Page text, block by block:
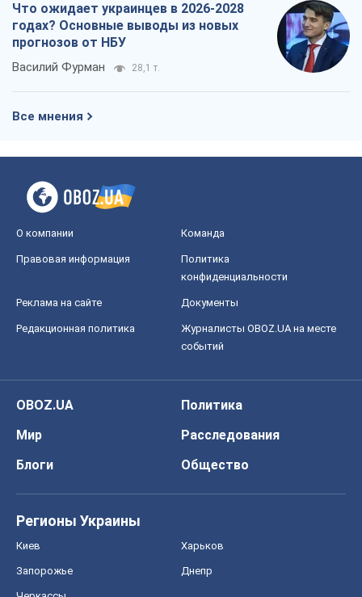
Что ожидает украинцев в 2026-2028
годах? Основные выводы из новых
прогнозов от НБУ
Василий Фурман 28,1 т.
Все мнения
О компании Команда
Правовая информация
Политика
конфиденциальности
Реклама на сайте Документы
Редакционная политика
Журналисты OBOZ.UA на месте
событий
OBOZ.UA
Политика
Мир
Расследования
Блоги
Общество
Регионы Украины
Киев Харьков
Запорожье Днепр